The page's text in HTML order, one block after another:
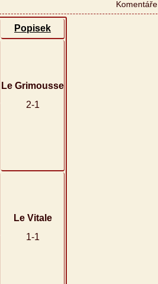
Komentáře
Popisek
Le Grimousse
2-1
Le Vitale
1-1